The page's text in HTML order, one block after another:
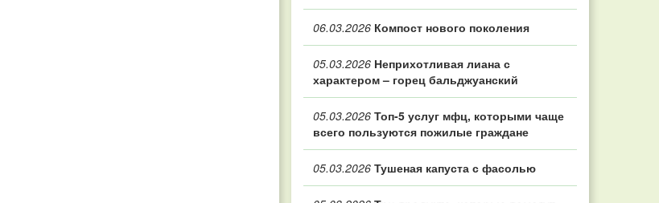
06.03.2026 Компост нового поколения
05.03.2026 Неприхотливая лиана с
характером – горец бальджуанский
05.03.2026 Топ‑5 услуг мфц, которыми чаще
всего пользуются пожилые граждане
05.03.2026 Тушеная капуста с фасолью